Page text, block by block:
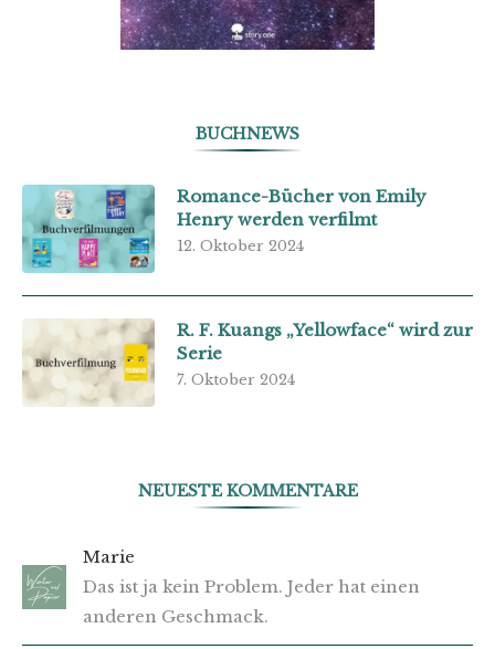
BUCHNEWS
Romance-Bücher von Emily
Henry werden verfilmt
12. Oktober 2024
R. F. Kuangs „Yellowface“ wird zur
Serie
7. Oktober 2024
NEUESTE KOMMENTARE
Marie
Das ist ja kein Problem. Jeder hat einen
anderen Geschmack.